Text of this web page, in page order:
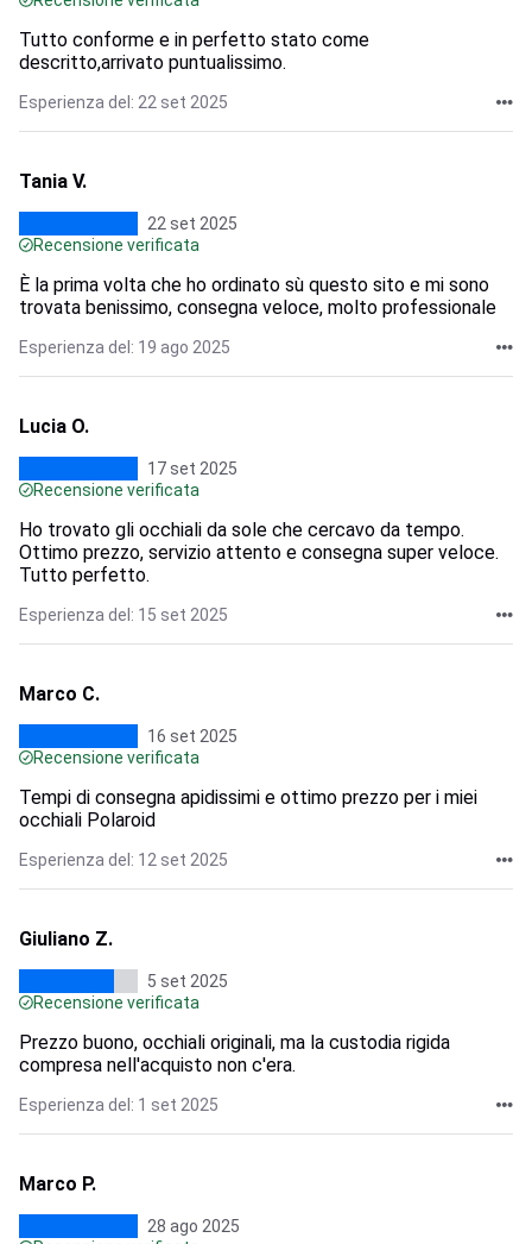
Tutto conforme e in perfetto stato come
descritto,arrivato puntualissimo.
Esperienza del: 22 set 2025
Tania V.
22 set 2025
Recensione verificata
È la prima volta che ho ordinato sù questo sito e mi sono
trovata benissimo, consegna veloce, molto professionale
Esperienza del: 19 ago 2025
Lucia O.
17 set 2025
Recensione verificata
Ho trovato gli occhiali da sole che cercavo da tempo.
Ottimo prezzo, servizio attento e consegna super veloce.
Tutto perfetto.
Esperienza del: 15 set 2025
Marco C.
16 set 2025
Recensione verificata
Tempi di consegna apidissimi e ottimo prezzo per i miei
occhiali Polaroid
Esperienza del: 12 set 2025
Giuliano Z.
5 set 2025
Recensione verificata
Prezzo buono, occhiali originali, ma la custodia rigida
compresa nell'acquisto non c'era.
Esperienza del: 1 set 2025
Marco P.
28 ago 2025